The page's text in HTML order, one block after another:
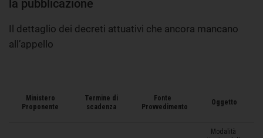
la pubblicazione
Il dettaglio dei decreti attuativi che ancora mancano
all’appello